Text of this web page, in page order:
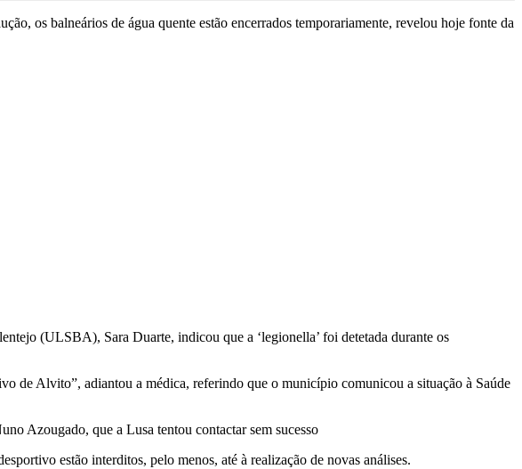
os balneários de água quente estão encerrados temporariamente, revelou hoje fonte da
(ULSBA), Sara Duarte, indicou que a ‘legionella’ foi detetada durante os
de Alvito”, adiantou a médica, referindo que o município comunicou a situação à Saúde
Azougado, que a Lusa tentou contactar sem sucesso
estão interditos, pelo menos, até à realização de novas análises.